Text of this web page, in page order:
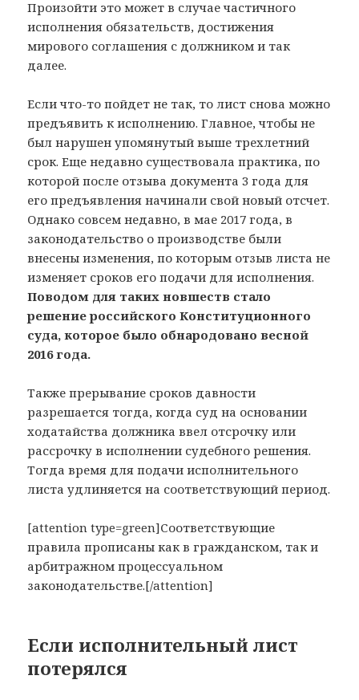
Произойти это может в случае частичного
исполнения обязательств, достижения
мирового соглашения с должником и так
далее.
Если что-то пойдет не так, то лист снова можно
предъявить к исполнению. Главное, чтобы не
был нарушен упомянутый выше трехлетний
срок. Еще недавно существовала практика, по
которой после отзыва документа 3 года для
его предъявления начинали свой новый отсчет.
Однако совсем недавно, в мае 2017 года, в
законодательство о производстве были
внесены изменения, по которым отзыв листа не
изменяет сроков его подачи для исполнения.
Поводом для таких новшеств стало
решение российского Конституционного
суда, которое было обнародовано весной
2016 года.
Также прерывание сроков давности
разрешается тогда, когда суд на основании
ходатайства должника ввел отсрочку или
рассрочку в исполнении судебного решения.
Тогда время для подачи исполнительного
листа удлиняется на соответствующий период.
[attention type=green]Соответствующие
правила прописаны как в гражданском, так и
арбитражном процессуальном
законодательстве.[/attention]
Если исполнительный лист
потерялся